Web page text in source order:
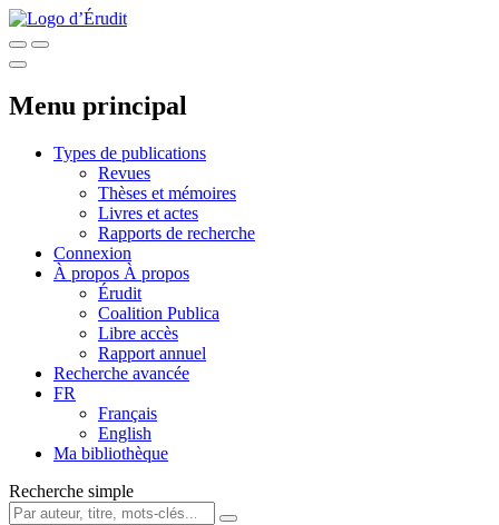
Menu principal
Types de publications
Revues
Thèses et mémoires
Livres et actes
Rapports de recherche
Connexion
À propos À propos
Érudit
Coalition Publica
Libre accès
Rapport annuel
Recherche avancée
FR
Français
English
Ma bibliothèque
Recherche simple